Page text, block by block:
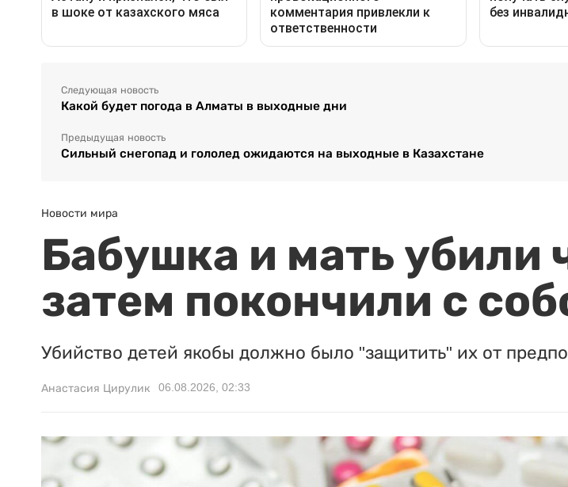
Следующая новость
Какой будет погода в Алматы в выходные дни
Предыдущая новость
Сильный снегопад и гололед ожидаются на выходные в Казахстане
Новости мира
Бабушка и мать убили
затем покончили с
Убийство детей якобы должно было "защитить" их от
Анастасия Цирулик 06.08.2026, 02:33